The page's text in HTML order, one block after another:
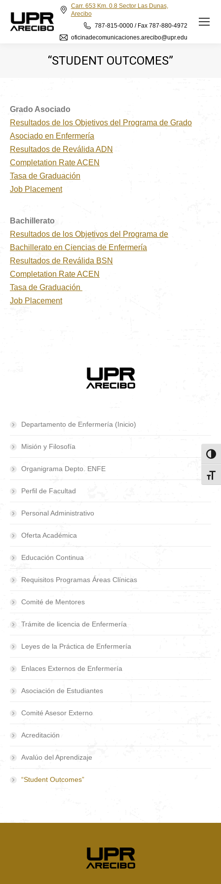
Carr. 653 Km. 0.8 Sector Las Dunas,
Arecibo
787-815-0000 / Fax 787-880-4972
oficinadecomunicaciones.arecibo@upr.edu
“STUDENT OUTCOMES”
Grado Asociado
Resultados de los Objetivos del Programa de Grado
Asociado en Enfermería
Resultados de Reválida ADN
Completation Rate ACEN
Tasa de Graduación
Job Placement
Bachillerato
Resultados de los Objetivos del Programa de
Bachillerato en Ciencias de Enfermería
Resultados de Reválida BSN
Completation Rate ACEN
Tasa de Graduación
Job Placement
Departamento de Enfermería (Inicio)
Misión y Filosofía
Organigrama Depto. ENFE
Perfil de Facultad
Personal Administrativo
Oferta Académica
Educación Continua
Requisitos Programas Áreas Clínicas
Comité de Mentores
Trámite de licencia de Enfermería
Leyes de la Práctica de Enfermería
Enlaces Externos de Enfermería
Asociación de Estudiantes
Comité Asesor Externo
Acreditación
Avalúo del Aprendizaje
“Student Outcomes”